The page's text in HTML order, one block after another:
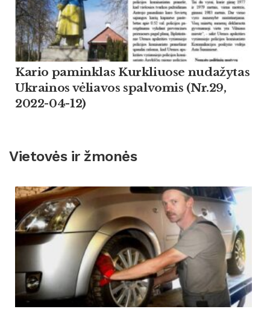
Kario paminklas Kurkliuose nudažytas
Ukrainos vėliavos spalvomis (Nr.29,
2022-04-12)
Vietovės ir žmonės